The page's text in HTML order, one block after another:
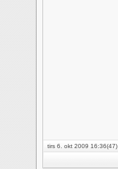
tirs 6. okt 2009 16:36(47)